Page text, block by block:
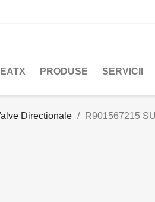
PRODUSE SERVICII
Directionale R901567215